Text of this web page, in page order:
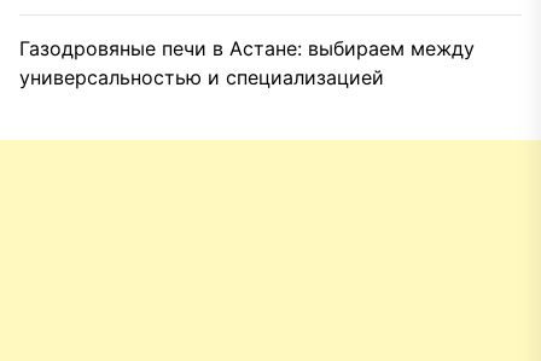
Газодровяные печи в Астане: выбираем между
универсальностью и специализацией